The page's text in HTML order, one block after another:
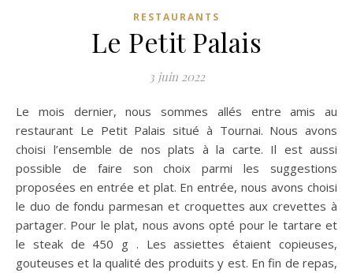
RESTAURANTS
Le Petit Palais
3 juin 2022
Le mois dernier, nous sommes allés entre amis au
restaurant Le Petit Palais situé à Tournai. Nous avons
choisi l’ensemble de nos plats à la carte. Il est aussi
possible de faire son choix parmi les suggestions
proposées en entrée et plat. En entrée, nous avons choisi
le duo de fondu parmesan et croquettes aux crevettes à
partager. Pour le plat, nous avons opté pour le tartare et
le steak de 450 g . Les assiettes étaient copieuses,
gouteuses et la qualité des produits y est. En fin de repas,